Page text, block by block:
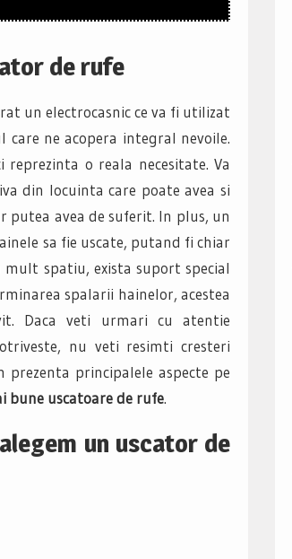
de rufe
un electrocasnic ce va fi utilizat
ne acopera integral nevoile.
o reala necesitate. Va
din locuinta care poate avea si
avea de suferit. In plus, un
sa fie uscate, putand fi chiar
spatiu, exista suport special
spalarii hainelor, acestea
Daca veti urmari cu atentie
nu veti resimti cresteri
principalele aspecte pe
bune uscatoare de rufe.
un uscator de